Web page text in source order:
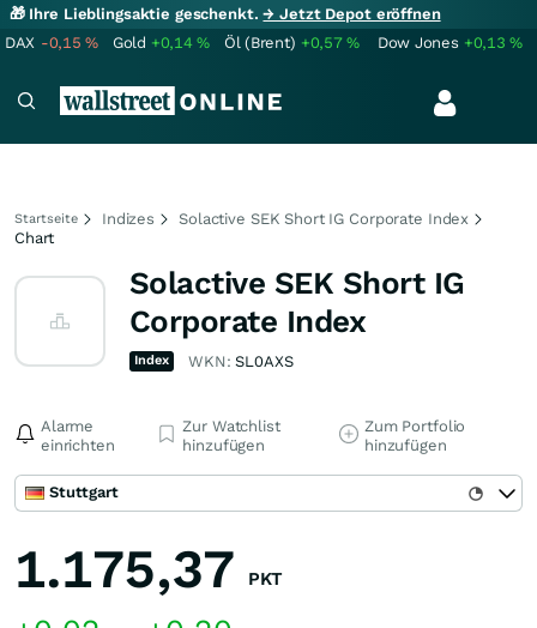
🎁 Ihre Lieblingsaktie geschenkt.→ Jetzt Depot eröffnen
DAX -0,15% Gold +0,14% Öl (Brent) +0,57% Dow Jones +0,13%
Startseite Indizes
Solactive SEK Short IG Corporate Index
Chart
Solactive SEK Short IG
Corporate Index
Index WKN:SL0AXS
Alarme
einrichten
Zur Watchlist
hinzufügen
Zum Portfolio
hinzufügen
Stuttgart
1.175,37 PKT